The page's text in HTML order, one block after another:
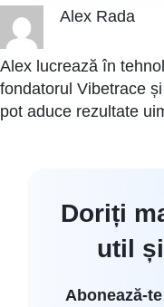
Alex Rada
Alex lucrează în
fondatorul Vibetrace
pot aduce rezultate
Doriți
util
Abonează-